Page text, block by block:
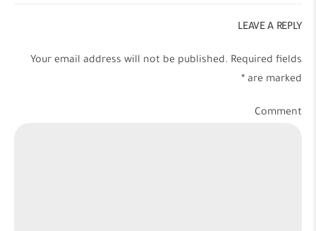
LEAVE A REPLY
Your email address will not be published. Required fields
are marked *
Comment